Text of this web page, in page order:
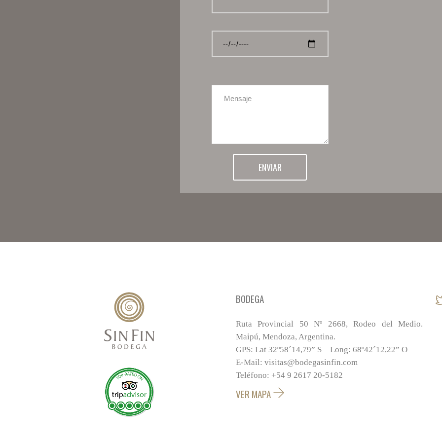
BODEGA
Ruta Provincial 50 Nº 2668, Rodeo del Medio.
Maipú, Mendoza, Argentina.
GPS: Lat 32º58´14,79” S – Long: 68º42´12,22” O
E-Mail: visitas@bodegasinfin.com
Teléfono: +54 9 2617 20-5182
VER MAPA